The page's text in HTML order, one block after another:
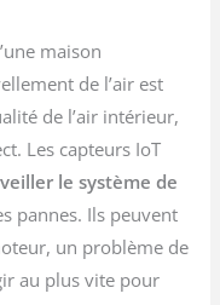
maison
de l’air est
de l’air intérieur,
Les capteurs IoT
le système de
pannes. Ils peuvent
un problème de
au plus vite pour